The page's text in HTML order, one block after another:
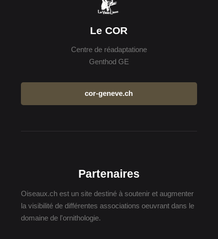
Le COR
Centre de réadaptatione
Genthod GE
cor-geneve.ch
Partenaires
Oiseaux.ch est un site destiné à soutenir et augmenter
la visibilité de différentes associations oeuvrant dans le
domaine de l'ornithologie.